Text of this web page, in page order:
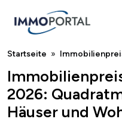
Breadcrumb
Startseite
2026:
Häuser und